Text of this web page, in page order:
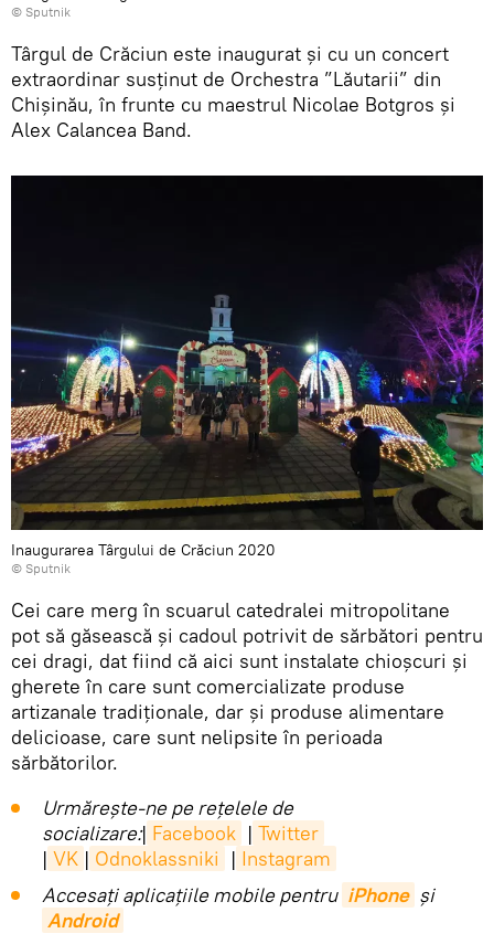
© Sputnik
Târgul de Crăciun este inaugurat și cu un concert
extraordinar susținut de Orchestra ”Lăutarii” din
Chișinău, în frunte cu maestrul Nicolae Botgros și
Alex Calancea Band.
Inaugurarea Târgului de Crăciun 2020
© Sputnik
Cei care merg în scuarul catedralei mitropolitane
pot să găsească și cadoul potrivit de sărbători pentru
cei dragi, dat fiind că aici sunt instalate chioșcuri și
gherete în care sunt comercializate produse
artizanale tradiționale, dar și produse alimentare
delicioase, care sunt nelipsite în perioada
sărbătorilor.
Urmărește-ne pe rețelele de
socializare:| Facebook | Twitter
| VK | Odnoklassniki | Instagram
Accesaţi aplicaţiile mobile pentru iPhone și
Android